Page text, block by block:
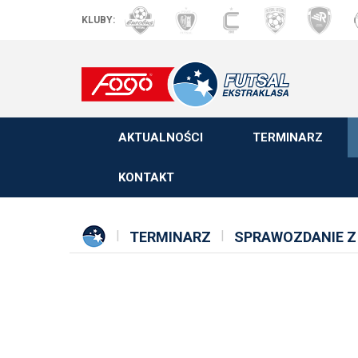
KLUBY:
AKTUALNOŚCI TERMINARZ
KONTAKT
TERMINARZ SPRAWOZDANIE